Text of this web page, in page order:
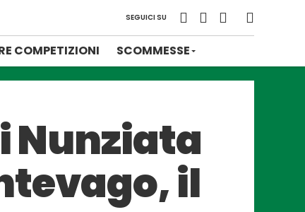
SEGUICI SU
COMPETIZIONI SCOMMESSE
Nunziata
il